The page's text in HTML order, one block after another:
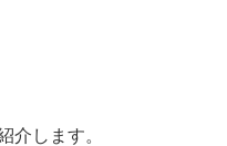
介します。